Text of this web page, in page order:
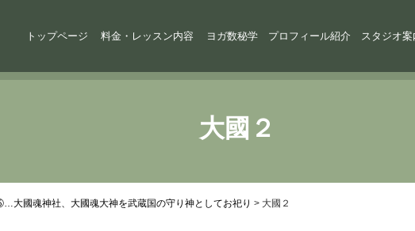
トップページ 料金・レッスン内容 ヨガ数秘学 プロフィール紹介 スタジオ案
大國２
大國魂神社、大國魂大神を武蔵国の守り神としてお祀り > 大國２